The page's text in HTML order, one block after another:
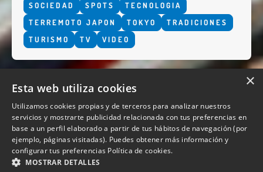
SOCIEDAD
SPOTS
TECNOLOGIA
TERREMOTO JAPON
TOKYO
TRADICIONES
TURISMO
TV VIDEO
QUIENES SOMOS
×
Esta web utiliza cookies
Utilizamos cookies propias y de terceros para analizar nuestros
servicios y mostrarte publicidad relacionada con tus preferencias en
base a un perfil elaborado a partir de tus hábitos de navegación (por
ejemplo, páginas visitadas). Puedes obtener más información y
configurar tus preferencias Política de cookies.
MOSTRAR DETALLES